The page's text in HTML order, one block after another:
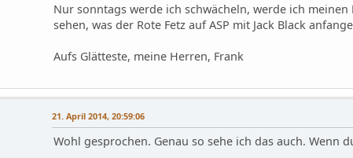
Nur sonntags werde ich schwächeln, werde ich
sehen, was der Rote Fetz auf ASP mit Jack Black
Aufs Glätteste, meine Herren, Frank
21. April 2014, 20:59:06
Wohl gesprochen. Genau so sehe ich das auch. Wenn